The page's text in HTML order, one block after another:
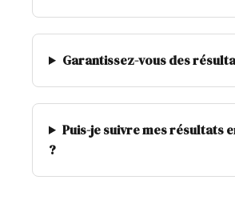
Garantissez-vous des
Puis-je suivre mes résultats
?